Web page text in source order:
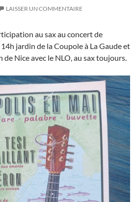
LAISSER UN COMMENTAIRE
au sax au concert de
14h jardin de la Coupole à La Gaude et
de Nice avec le NLO, au sax toujours.